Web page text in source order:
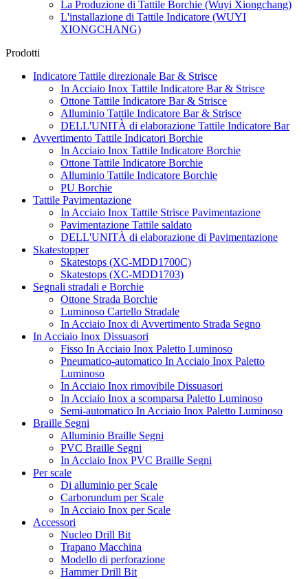
La Produzione di Tattile Borchie (Wuyi Xiongchang)
L'installazione di Tattile Indicatore (WUYI
XIONGCHANG)
Prodotti
Indicatore Tattile direzionale Bar & Strisce
In Acciaio Inox Tattile Indicatore Bar & Strisce
Ottone Tattile Indicatore Bar & Strisce
Alluminio Tattile Indicatore Bar & Strisce
DELL'UNITÀ di elaborazione Tattile Indicatore Bar
Avvertimento Tattile Indicatori Borchie
In Acciaio Inox Tattile Indicatore Borchie
Ottone Tattile Indicatore Borchie
Alluminio Tattile Indicatore Borchie
PU Borchie
Tattile Pavimentazione
In Acciaio Inox Tattile Strisce Pavimentazione
Pavimentazione Tattile saldato
DELL'UNITÀ di elaborazione di Pavimentazione
Skatestopper
Skatestops (XC-MDD1700C)
Skatestops (XC-MDD1703)
Segnali stradali e Borchie
Ottone Strada Borchie
Luminoso Cartello Stradale
In Acciaio Inox di Avvertimento Strada Segno
In Acciaio Inox Dissuasori
Fisso In Acciaio Inox Paletto Luminoso
Pneumatico-automatico In Acciaio Inox Paletto
Luminoso
In Acciaio Inox rimovibile Dissuasori
In Acciaio Inox a scomparsa Paletto Luminoso
Semi-automatico In Acciaio Inox Paletto Luminoso
Braille Segni
Alluminio Braille Segni
PVC Braille Segni
In Acciaio Inox PVC Braille Segni
Per scale
Di alluminio per Scale
Carborundum per Scale
In Acciaio Inox per Scale
Accessori
Nucleo Drill Bit
Trapano Macchina
Modello di perforazione
Hammer Drill Bit